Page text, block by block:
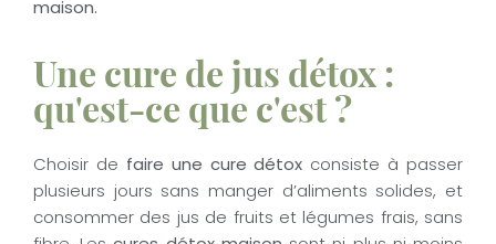
maison.
Une cure de jus détox :
qu'est-ce que c'est ?
Choisir de faire une cure détox consiste à passer
plusieurs jours sans manger d’aliments solides, et
consommer des jus de fruits et légumes frais, sans